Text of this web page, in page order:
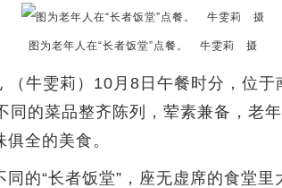
图为老年人在“长者饭堂”点餐。 牛雯莉 摄
雯莉）10月8日午餐时分，位于
的菜品整齐陈列，荤素兼备，老
全的美食。
“长者饭堂”，座无虚席的食堂里